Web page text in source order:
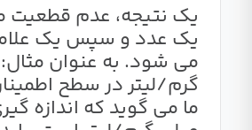
یک نتیجه، عدم قطعیت
یک عدد و سپس یک